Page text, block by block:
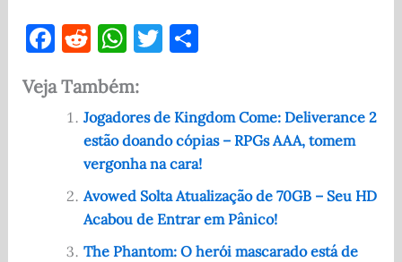
F
c
e
o
o
k
R
d
di
t
W
at
s
A
p
p
T
te
r
S
e
Veja Também:
Jogadores de Kingdom Come: Deliverance 2
estão doando cópias – RPGs AAA, tomem
vergonha na cara!
Avowed Solta Atualização de 70GB – Seu HD
Acabou de Entrar em Pânico!
The Phantom: O herói mascarado está de